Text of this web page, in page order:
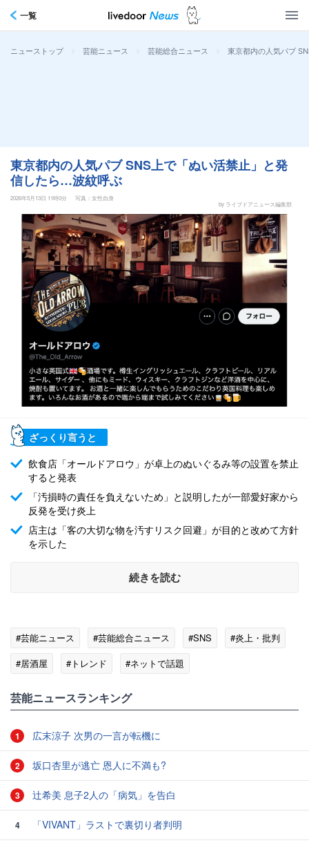
一覧
ニューストップ > 芸能ニュース > 芸能総合ニュース > 東京都内の人気パブ
東京都内の人気パブ SNS上で「ぬい活禁止」と発
信したら…波紋呼ぶ
2026年5月13日 11時0分
写真：女性自身
by ライブドアニュース編集部
ざっくり言うと
飲食店「オールドアロウ」が卓上のぬいぐるみ等の設置を禁止
すると発表
「汚損時の責任を負えないため」と説明したが一部愛好家から
反発を受け炎上
店主は「客の大切な物を汚すリスク回避」が目的と改めて方針
を示した
続きを読む
#芸能ニュース #芸能総合ニュース #SNS
#炎上・批判
#居酒屋
#トレンド #ネットで話題
芸能ニュースランキング
1 広末涼子 次男の一言が転機に
2 坂口杏里が逃亡 恩人に不満も?
3 辻希美 息子2人の「病気」を告白
4 「VIVANT」ラストで裏切り者判明